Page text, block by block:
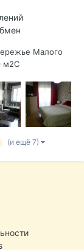
Малого
м2С
из
большой
сушк...
(и ещё 7)